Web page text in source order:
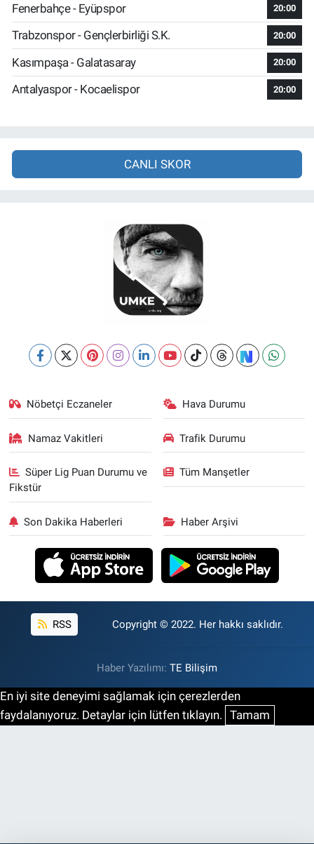
Fenerbahçe - Eyüpspor 20:00
Trabzonspor - Gençlerbirliği S.K. 20:00
Kasımpaşa - Galatasaray 20:00
Antalyaspor - Kocaelispor 20:00
CANLI SKOR
Nöbetçi Eczaneler Hava Durumu
Namaz Vakitleri Trafik Durumu
Süper Lig Puan Durumu ve
Fikstür
Tüm Manşetler
Son Dakika Haberleri Haber Arşivi
RSS Copyright © 2022. Her hakkı saklıdır.
Haber Yazılımı: TE Bilişim
En iyi site deneyimi sağlamak için çerezlerden
faydalanıyoruz. Detaylar için lütfen tıklayın. Tamam